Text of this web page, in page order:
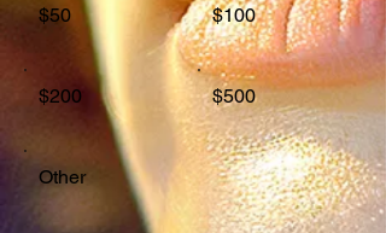
$50 $100
$200 $500
Other